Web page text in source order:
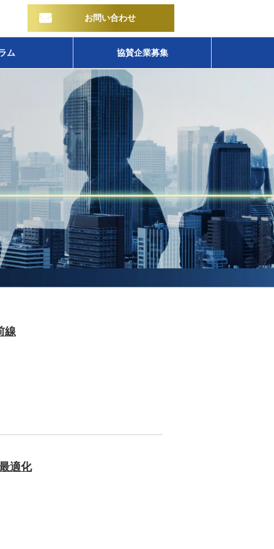
お問い合わせ
ム 協賛企業募集
線
適化